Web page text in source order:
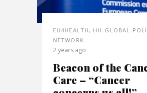
EU4HEALTH, HH-GLOBAL-
NETWORK
2 years ago
Beacon of the
Care – “Cancer